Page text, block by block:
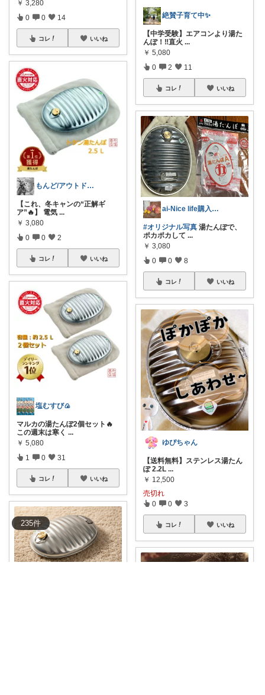
235件
￥ 3,280
0 0 14
コレ いいね
もんど/アウトドア、ガジェット、スイーツ
【これ、冬キャンの“正解ギ
ア”🔥】 電気 ...
￥ 3,080
0 0 2
コレ いいね
塩むすび🍙
マルカの湯たんぽ2個セット🔥
この週末は寒く ...
￥ 5,080
1 0 31
コレ いいね
絶賛子育て中✨
【中学受験】エアコンより湯た
んぽ！‼️直火 ...
￥ 5,080
0 2 11
コレ いいね
ai-Nice life購入ありがとう〜
#オリジナル写真 湯たんぽで、
ポカポカして ...
￥ 3,080
0 0 8
コレ いいね
ゆぴちゃん
【送料無料】ステンレス湯たん
ぽ 2.2L ...
￥ 12,500
売切れ
0 0 3
コレ いいね